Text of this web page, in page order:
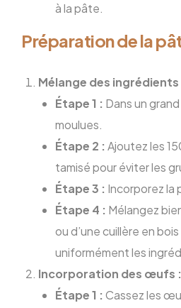
à la pâte.
Préparation de la
Mélange des ingrédients
Étape 1 : Dans un
moulues.
Étape 2 : Ajoutez les
tamisé pour éviter les
Étape 3 : Incorporez la
Étape 4 : Mélangez
ou d’une cuillère en
uniformément les
Incorporation des œufs :
Étape 1 : Cassez les